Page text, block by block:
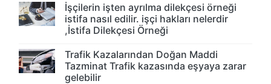
İşçilerin işten ayrılma dilekçesi örneği
istifa nasıl edilir. işçi hakları nelerdir
,İstifa Dilekçesi Örneği
Trafik Kazalarından Doğan Maddi
Tazminat Trafik kazasında eşyaya zarar
gelebilir